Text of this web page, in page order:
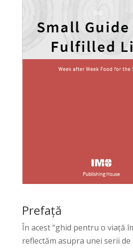
Prefață
În acest “ghid pentru o viață
reflectăm asupra unei serii